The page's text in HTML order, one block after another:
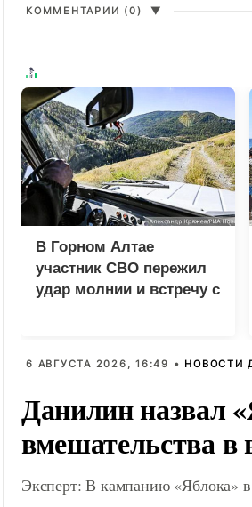
КОММЕНТАРИИ (0) ▼
В Горном Алтае
участник СВО пережил
удар молнии и встречу с
6 АВГУСТА 2026, 16:49 • НОВОСТИ
Данилин назвал
вмешательства
Эксперт: В кампанию «Яблока»